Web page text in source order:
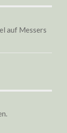
auf Messers